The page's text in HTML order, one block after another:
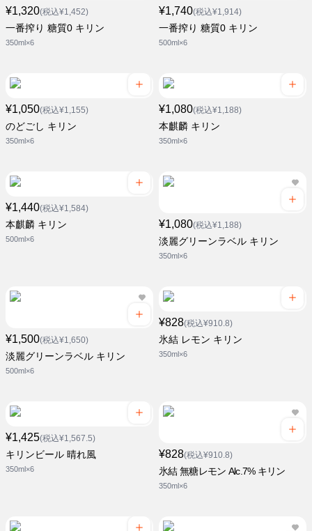
¥1,320(税込¥1,452)
一番搾り 糖質0 キリン
350ml×6
¥1,740(税込¥1,914)
一番搾り 糖質0 キリン
500ml×6
¥1,050(税込¥1,155)
のどごし キリン
350ml×6
¥1,080(税込¥1,188)
本麒麟 キリン
350ml×6
¥1,440(税込¥1,584)
本麒麟 キリン
500ml×6
¥1,080(税込¥1,188)
淡麗グリーンラベル キリン
350ml×6
¥1,500(税込¥1,650)
淡麗グリーンラベル キリン
500ml×6
¥828(税込¥910.8)
氷結 レモン キリン
350ml×6
¥1,425(税込¥1,567.5)
キリンビール 晴れ風
350ml×6
¥828(税込¥910.8)
氷結 無糖レモン Alc.7% キリン
350ml×6